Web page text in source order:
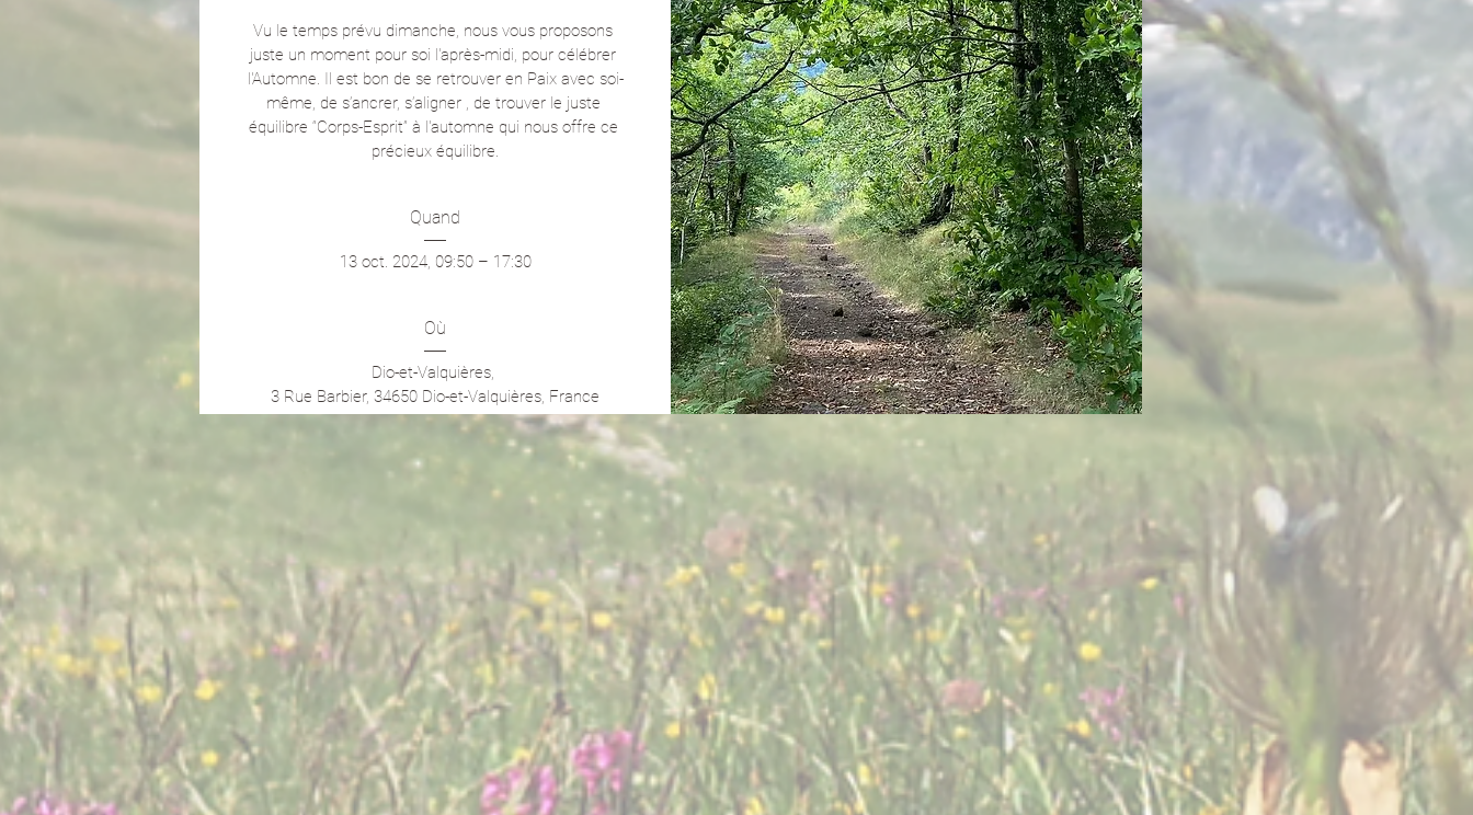
Vu le temps prévu dimanche, nous vous proposons
juste un moment pour soi l'après-midi, pour célébrer
l'Automne. Il est bon de se retrouver en Paix avec soi-
même, de s’ancrer, s’aligner , de trouver le juste
équilibre “Corps-Esprit” à l'automne qui nous offre ce
précieux équilibre.
Quand
13 oct. 2024, 09:50 – 17:30
Où
Dio-et-Valquières,
3 Rue Barbier, 34650 Dio-et-Valquières, France